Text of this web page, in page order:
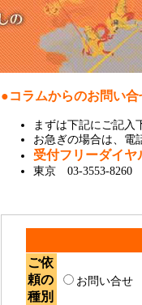
●コラムからのお問い
まずは下記にご記入
お急ぎの場合は、電
受付フリーダイ
東京 03-3553-
ご依
頼の
種別
お問い